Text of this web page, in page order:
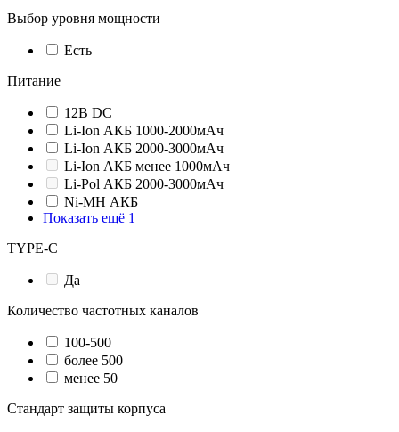
Выбор уровня мощности
Есть
Питание
12В DC
Li-Ion АКБ 1000-2000мАч
Li-Ion АКБ 2000-3000мАч
Li-Ion АКБ менее 1000мАч
Li-Pol АКБ 2000-3000мАч
Ni-MH АКБ
Показать ещё 1
TYPE-C
Да
Количество частотных каналов
100-500
более 500
менее 50
Стандарт защиты корпуса